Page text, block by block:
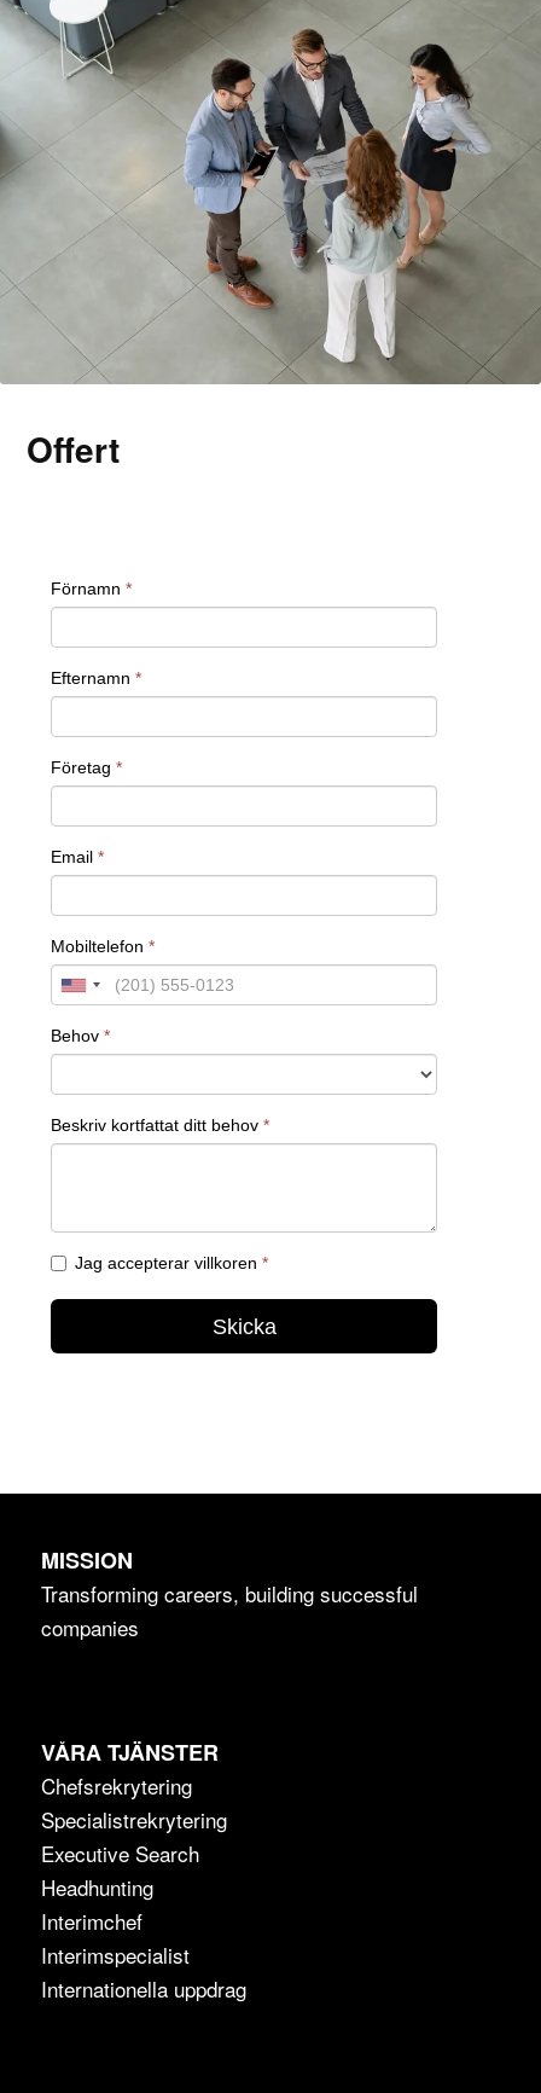
Offert
MISSION
Transforming careers, building successful
companies
VÅRA TJÄNSTER
Chefsrekrytering
Specialistrekrytering
Executive Search
Headhunting
Interimchef
Interimspecialist
Internationella uppdrag